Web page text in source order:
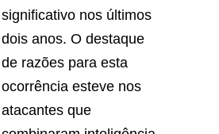
significativo nos últimos
dois anos. O destaque
de razões para esta
ocorrência esteve nos
atacantes que